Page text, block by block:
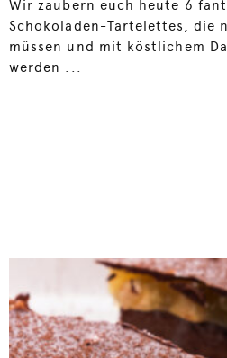
Wir zaubern euch heute 6
Schokoladen-Tartelettes, die
müssen und mit köstlichem
werden ...